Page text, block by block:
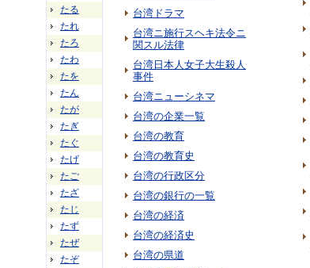
たる
たれ
たろ
たわ
たを
たん
たが
たぎ
たぐ
たげ
たご
たざ
たじ
たず
たぜ
たぞ
台湾ドラマ
台湾ニ施行スヘキ法令ニ
関スル法律
台湾日本人女子大生殺人
事件
台湾ニューシネマ
台湾の企業一覧
台湾の教育
台湾の教育史
台湾の行政区分
台湾の銀行の一覧
台湾の経済
台湾の経済史
台湾の県道